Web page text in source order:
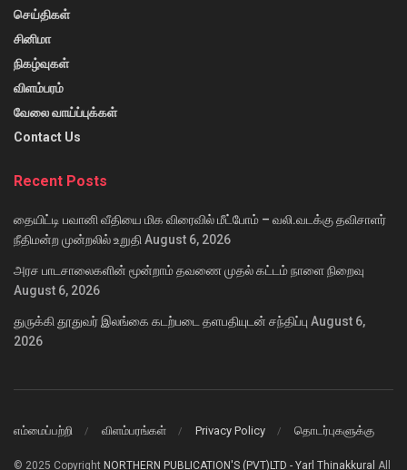
செய்திகள்
சினிமா
நிகழ்வுகள்
விளம்பரம்
வேலை வாய்ப்புக்கள்
Contact Us
Recent Posts
தையிட்டி பவானி வீதியை மிக விரைவில் மீட்போம் – வலி.வடக்கு தவிசாளர்
நீதிமன்ற முன்றலில் உறுதி August 6, 2026
அரச பாடசாலைகளின் மூன்றாம் தவணை முதல் கட்டம் நாளை நிறைவு
August 6, 2026
துருக்கி தூதுவர் இலங்கை கடற்படை தளபதியுடன் சந்திப்பு August 6,
2026
எம்மைப்பற்றி விளம்பரங்கள் Privacy Policy தொடர்புகளுக்கு
© 2025 Copyright NORTHERN PUBLICATION'S (PVT)LTD - Yarl Thinakkural All